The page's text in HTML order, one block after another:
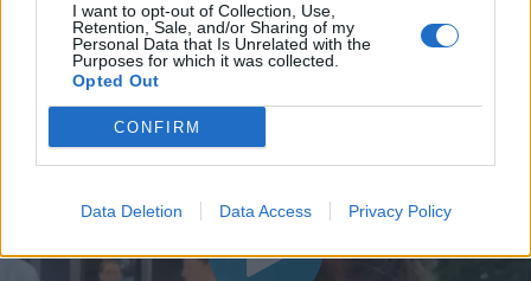
I want to opt-out of Collection, Use,
Retention, Sale, and/or Sharing of my
Personal Data that Is Unrelated with the
Purposes for which it was collected.
Opted Out
CONFIRM
Data Deletion Data Access Privacy Policy